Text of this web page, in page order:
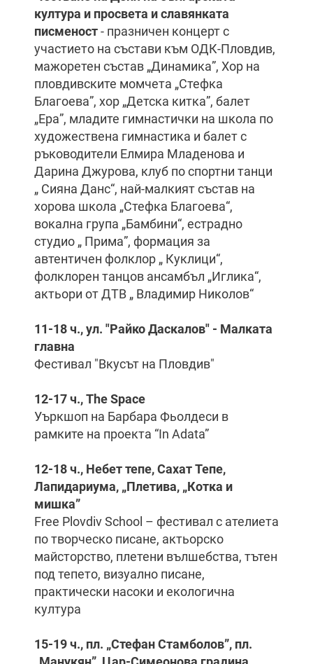
култура и просвета и славянката
писменост- празничен концерт с
участието на състави към ОДК-Пловдив,
мажоретен състав „Динамика”, Хор на
пловдивските момчета „Стефка
Благоева”, хор „Детска китка”, балет
„Ера”, младите гимнастички на школа по
художествена гимнастика и балет с
ръководители Елмира Младенова и
Дарина Джурова, клуб по спортни танци
„ Сияна Данс“, най-малкият състав на
хорова школа „Стефка Благоева“,
вокална група „Бамбини“, естрадно
студио „ Прима”, формация за
автентичен фолклор „ Куклици“,
фолклорен танцов ансамбъл „Иглика“,
актьори от ДТВ „ Владимир Николов“
11-18 ч., ул. "Райко Даскалов" - Малката
главна
Фестивал "Вкусът на Пловдив"
12-17 ч., The Space
Уъркшоп на Барбара Фьолдеси в
рамките на проекта “In Adata”
12-18 ч., Небет тепе, Сахат Тепе,
Лапидариума, „Плетива, „Котка и
мишка”
Free Plovdiv School – фестивал с ателиета
по творческо писане, актьорско
майсторство, плетени вълшебства, тътен
под тепето, визуално писане,
практически насоки и екологична
култура
15-19 ч., пл. „Стефан Стамболов”, пл.